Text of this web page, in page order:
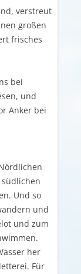
verstreut
großen
frisches
bei
und
Anker bei
Und so
und
und zum
her
Für